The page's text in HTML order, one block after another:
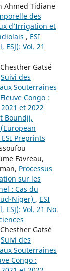
Ahmed Tidiane
des
d’Irrigation et
, ESI
Vol. 21
Gatsé
Suivi des
Souterraines
Congo :
et 2022
Boundji,
Preprints
Favreau,
Processus
sur les
: Cas du
Niger) , ESI
Vol. 21 No.
Gatsé
Suivi des
Souterraines
Congo :